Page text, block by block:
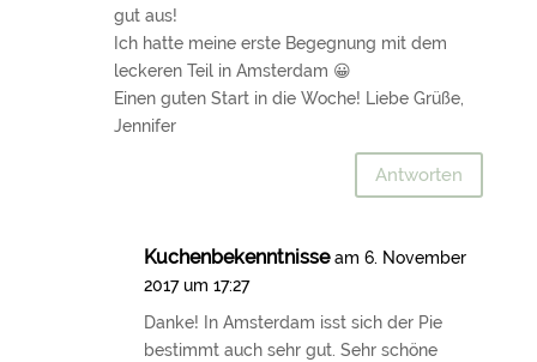
gut aus!
Ich hatte meine erste Begegnung mit dem
leckeren Teil in Amsterdam 😀
Einen guten Start in die Woche! Liebe Grüße,
Jennifer
Antworten
Kuchenbekenntnisse am 6. November
2017 um 17:27
Danke! In Amsterdam isst sich der Pie
bestimmt auch sehr gut. Sehr schöne